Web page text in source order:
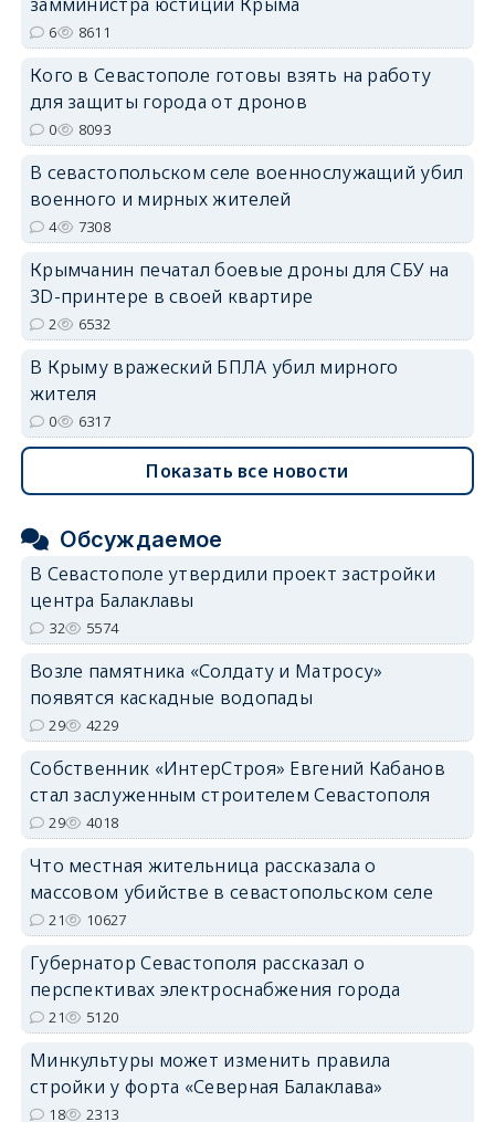
erid: 2SDnjdvhGXG
6 8611
Кого в Севастополе готовы взять на работу
для защиты города от дронов
0 8093
В севастопольском селе военнослужащий убил
военного и мирных жителей
4 7308
Крымчанин печатал боевые дроны для СБУ на
3D-принтере в своей квартире
2 6532
В Крыму вражеский БПЛА убил мирного
жителя
0 6317
Показать все новости
Обсуждаемое
В Севастополе утвердили проект застройки
центра Балаклавы
32 5574
Возле памятника «Солдату и Матросу»
появятся каскадные водопады
29 4229
Собственник «ИнтерСтроя» Евгений Кабанов
стал заслуженным строителем Севастополя
29 4018
Что местная жительница рассказала о
массовом убийстве в севастопольском селе
21 10627
Губернатор Севастополя рассказал о
перспективах электроснабжения города
21 5120
Минкультуры может изменить правила
стройки у форта «Северная Балаклава»
18 2313